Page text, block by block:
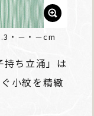
・－・－cm
持ち立涌」は
小紋を精緻